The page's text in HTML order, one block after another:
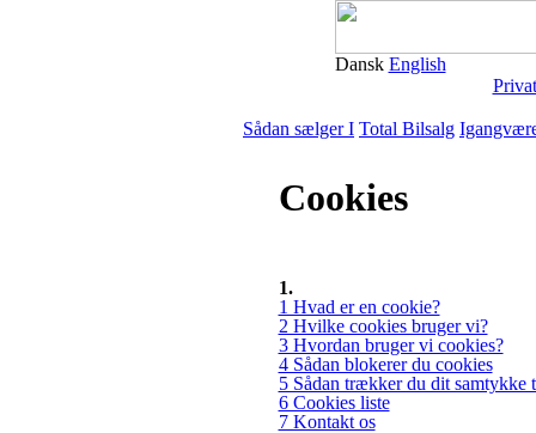
Dansk English
Privat
Sådan sælger I Total Bilsalg
Cookies
1.
1 Hvad er en cookie?
2 Hvilke cookies bruger vi?
3 Hvordan bruger vi cookies?
4 Sådan blokerer du cookies
5 Sådan trækker du dit samtykke
6 Cookies liste
7 Kontakt os